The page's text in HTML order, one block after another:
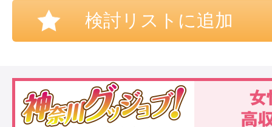
メールアドレス（店舗には通知され
検討リストに追加